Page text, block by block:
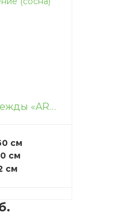
В корзину
Шкаф для одежды «ARMOIR 3P 2T», отделка: старение (сосна)
см
см
см